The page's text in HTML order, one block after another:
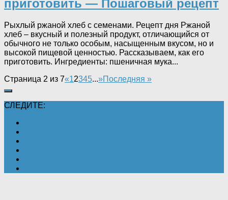
приготовить — Пошаговый рецепт
Рыхлый ржаной хлеб с семенами. Рецепт дня Ржаной
хлеб – вкусный и полезный продукт, отличающийся от
обычного не только особым, насыщенным вкусом, но и
высокой пищевой ценностью. Рассказываем, как его
приготовить. Ингредиенты: пшеничная мука...
Страница 2 из 7«12345...»Последняя »
СЛЕДИТЕ: